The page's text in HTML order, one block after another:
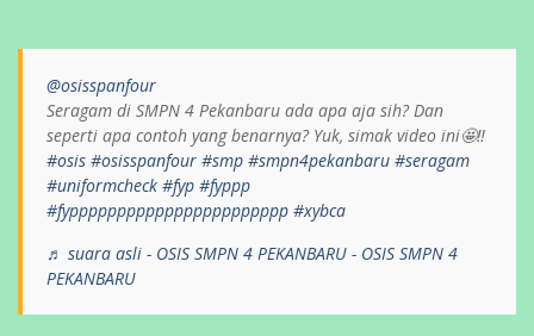
@osisspanfour
Seragam di SMPN 4 Pekanbaru ada apa aja sih? Dan
seperti apa contoh yang benarnya? Yuk, simak video ini🤩‼️
#osis #osisspanfour #smp #smpn4pekanbaru #seragam
#uniformcheck #fyp #fyppp
#fyppppppppppppppppppppppp #xybca
♬ suara asli - OSIS SMPN 4 PEKANBARU - OSIS SMPN 4
PEKANBARU